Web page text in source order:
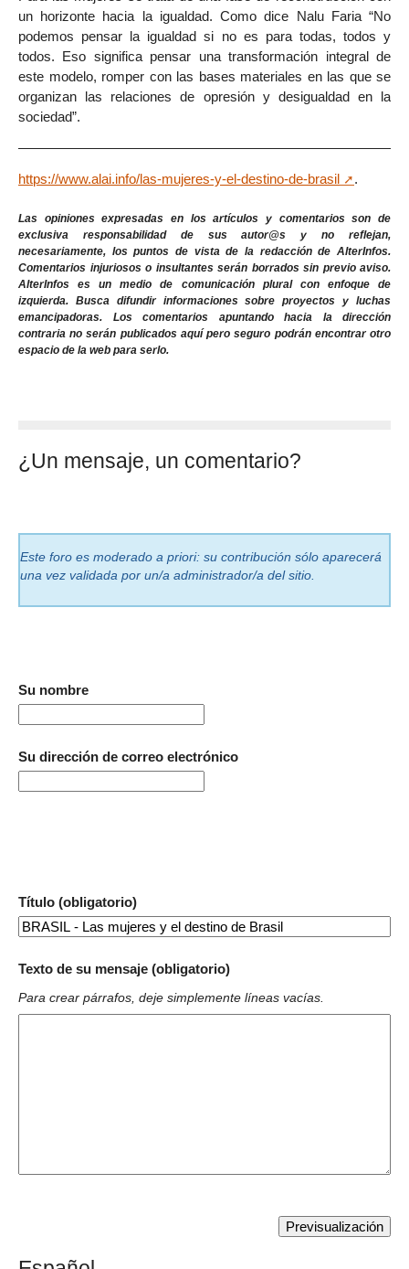
un horizonte hacia la igualdad. Como dice Nalu Faria “No
podemos pensar la igualdad si no es para todas, todos y
todos. Eso significa pensar una transformación integral de
este modelo, romper con las bases materiales en las que se
organizan las relaciones de opresión y desigualdad en la
sociedad”.
https://www.alai.info/las-mujeres-y-el-destino-de-brasil .
Las opiniones expresadas en los artículos y comentarios son de
exclusiva responsabilidad de sus autor@s y no reflejan,
necesariamente, los puntos de vista de la redacción de AlterInfos.
Comentarios injuriosos o insultantes serán borrados sin previo aviso.
AlterInfos es un medio de comunicación plural con enfoque de
izquierda. Busca difundir informaciones sobre proyectos y luchas
emancipadoras. Los comentarios apuntando hacia la dirección
contraria no serán publicados aquí pero seguro podrán encontrar otro
espacio de la web para serlo.
¿Un mensaje, un comentario?
Este foro es moderado a priori: su contribución sólo aparecerá
una vez validada por un/a administrador/a del sitio.
Su nombre
Su dirección de correo electrónico
Título (obligatorio)
Texto de su mensaje (obligatorio)
Para crear párrafos, deje simplemente líneas vacías.